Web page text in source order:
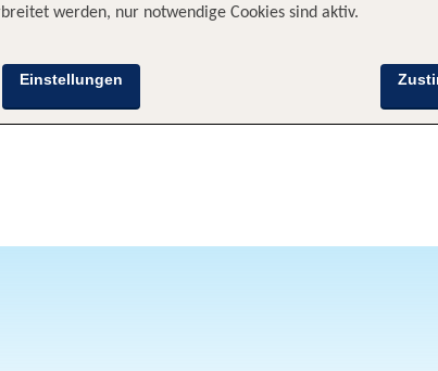
werden, nur notwendige Cookies sind aktiv.
Einstellungen